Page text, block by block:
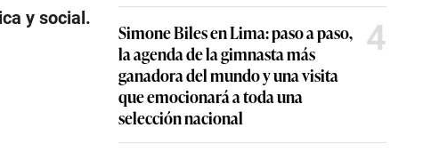
y social.
Simone Biles en Lima: paso a paso,
la agenda de la gimnasta más
ganadora del mundo y una visita
que emocionará a toda una
selección nacional
4